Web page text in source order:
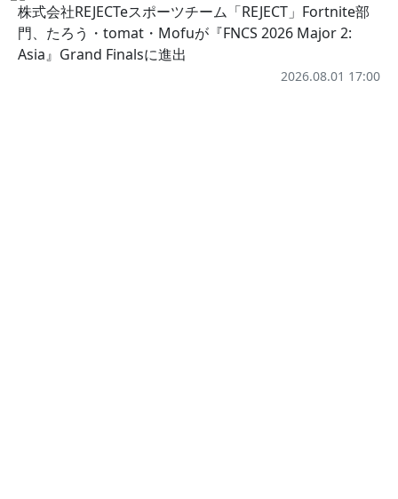
株式会社REJECTeスポーツチーム「REJECT」Fortnite部
門、たろう・tomat・Mofuが『FNCS 2026 Major 2:
Asia』Grand Finalsに進出
2026.08.01 17:00